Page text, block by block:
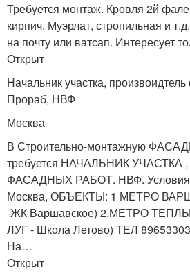
Требуется монтаж. Кровля 2й
кирпич. Муэрлат, стропильная и
на почту или ватсап. Интересует
Открыт
Начальник участка,
Прораб, НВФ
Москва
В Строительно-монтажную
требуется НАЧАЛЬНИК
ФАСАДНЫХ РАБОТ. НВФ. Условия:
Москва, ОБЪЕКТЫ: 1 МЕТРО
-ЖК Варшавское) 2.МЕТРО
ЛУГ - Школа Летово) ТЕЛ
На…
Открыт